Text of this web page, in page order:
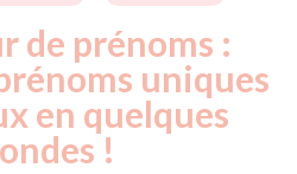
de prénoms :
uniques
en quelques
!